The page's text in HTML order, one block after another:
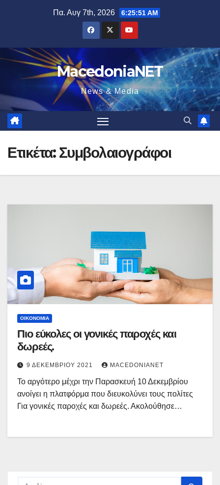
Πα. Αυγ 7th, 2026 6:25:52 AM
MacedoniaNET
News & Media
Ετικέτα:Συμβολαιογράφοι
ΟΙΚΟΝΟΜΊΑ
Πιο εύκολες οι γονικές παροχές και
δωρεές.
9 ΔΕΚΕΜΒΡΊΟΥ 2021 MACEDONIANET
Το αργότερο μέχρι την Παρασκευή 10 Δεκεμβρίου
ανοίγει η πλατφόρμα που διευκολύνει τους πολίτες
Για γονικές παροχές και δωρεές. Ακολούθησε…